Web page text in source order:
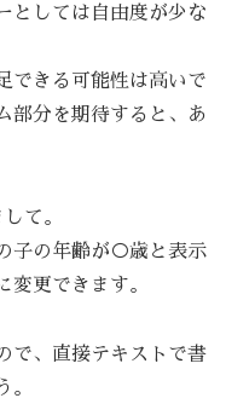
としては自由度が少な
できる可能性は高いで
部分を期待すると、あ
て。
子の年齢が○歳と表示
更できます。
で、直接テキストで書
。